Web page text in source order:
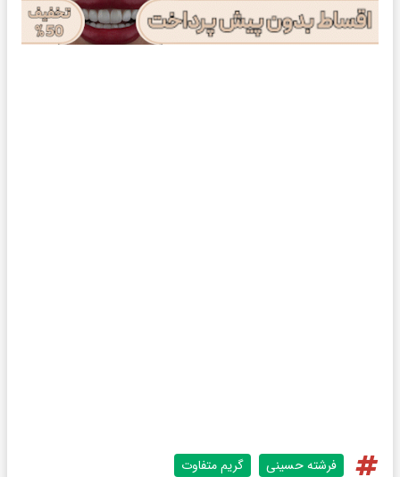
فرشته حسینی گریم متفاوت